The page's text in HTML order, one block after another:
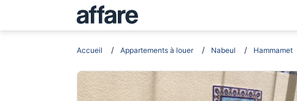
Accueil Appartements à louer Nabeul Hammamet